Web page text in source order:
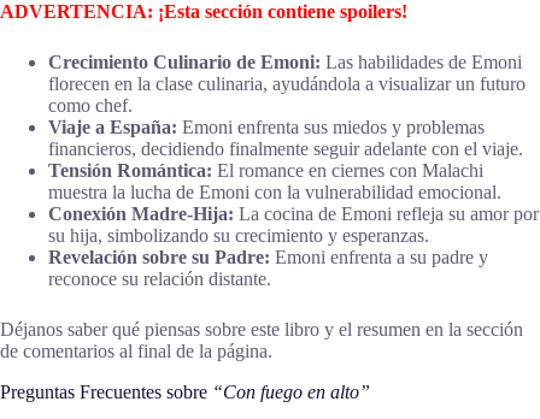
ADVERTENCIA: ¡Esta sección contiene spoilers!
Crecimiento Culinario de Emoni: Las habilidades de Emoni
florecen en la clase culinaria, ayudándola a visualizar un futuro
como chef.
Viaje a España: Emoni enfrenta sus miedos y problemas
financieros, decidiendo finalmente seguir adelante con el viaje.
Tensión Romántica: El romance en ciernes con Malachi
muestra la lucha de Emoni con la vulnerabilidad emocional.
Conexión Madre-Hija: La cocina de Emoni refleja su amor por
su hija, simbolizando su crecimiento y esperanzas.
Revelación sobre su Padre: Emoni enfrenta a su padre y
reconoce su relación distante.
Déjanos saber qué piensas sobre este libro y el resumen en la sección
de comentarios al final de la página.
Preguntas Frecuentes sobre “Con fuego en alto”